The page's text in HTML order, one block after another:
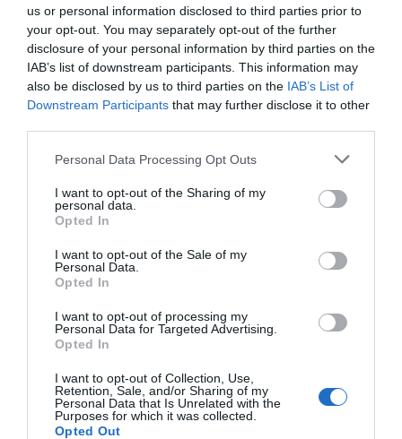
us or personal information disclosed to third parties prior to
your opt-out. You may separately opt-out of the further
disclosure of your personal information by third parties on the
IAB’s list of downstream participants. This information may
also be disclosed by us to third parties on the IAB’s List of
Downstream Participants that may further disclose it to other
Personal Data Processing Opt Outs
I want to opt-out of the Sharing of my
personal data.
Opted In
I want to opt-out of the Sale of my
Personal Data.
Opted In
I want to opt-out of processing my
Personal Data for Targeted Advertising.
Opted In
I want to opt-out of Collection, Use,
Retention, Sale, and/or Sharing of my
Personal Data that Is Unrelated with the
Purposes for which it was collected.
Opted Out
Compartir
Imprimir
Publicidad
2Playbook Club2P